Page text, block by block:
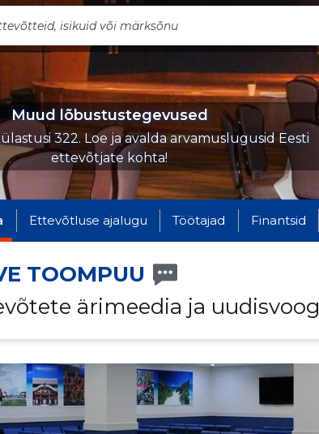
Muud lõbustustegevused
322. Loe ja avalda arvamuslugusid Eesti
ettevõtjate kohta!
Ettevõtluse ajalugu Töötajad Finantsid
TOOMPUU
ärimeedia ja uudisvoog